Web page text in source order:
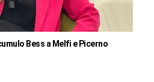
Bess a Melfi e Picerno